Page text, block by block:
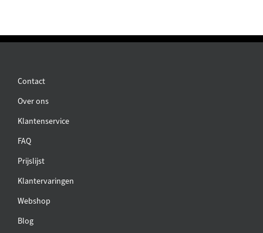
Contact
Over ons
Klantenservice
FAQ
Prijslijst
Klantervaringen
Webshop
Blog